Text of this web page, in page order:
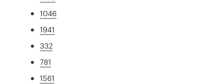
1046
1941
332
781
1561